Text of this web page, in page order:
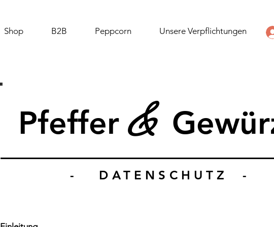
Shop B2B Peppcorn Unsere Verpflichtungen
Pfeffer&
- DATENSCHUTZ -